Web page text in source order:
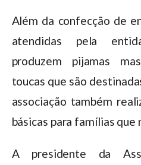
Além da confecção de
atendidas pela
produzem pijamas
toucas que são
associação também
básicas para famílias
A presidente da